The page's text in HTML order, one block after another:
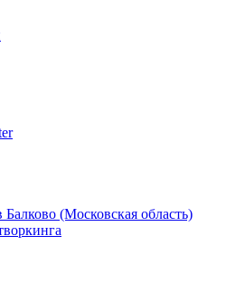
(Московская область)